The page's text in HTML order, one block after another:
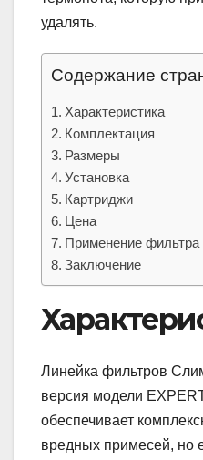
удалять.
Содержание
Характеристика
Комплектация
Размеры
Установка
Картриджи
Цена
Применение фильтра
Заключение
Линейка фильтров
версия модели
обеспечивает
вредных примесей, но